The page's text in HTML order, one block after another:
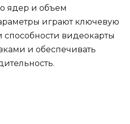
ядер и объем
играют ключевую
видеокарты
и обеспечивать